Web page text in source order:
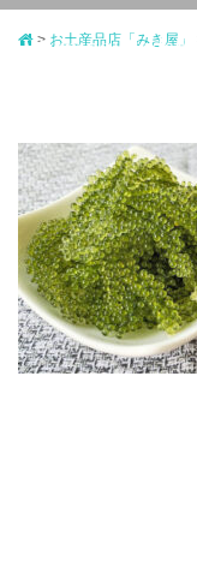
Warning:
> お土産品店「みき屋」